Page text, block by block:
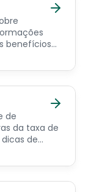
benefícios
programas
de
da taxa de
de